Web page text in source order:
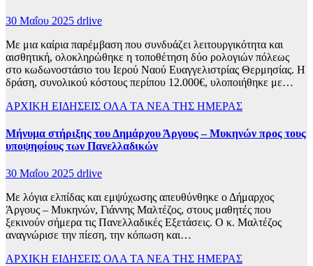
30 Μαΐου 2025 drlive
Με μια καίρια παρέμβαση που συνδυάζει λειτουργικότητα και
αισθητική, ολοκληρώθηκε η τοποθέτηση δύο ρολογιών πόλεως
στο κωδωνοστάσιο του Ιερού Ναού Ευαγγελιστρίας Θερμησίας. Η
δράση, συνολικού κόστους περίπου 12.000€, υλοποιήθηκε με…
ΑΡΧΙΚΗ ΕΙΔΗΣΕΙΣ ΟΛΑ ΤΑ ΝΕΑ ΤΗΣ ΗΜΕΡΑΣ
Μήνυμα στήριξης του Δημάρχου Άργους – Μυκηνών προς τους
υποψηφίους των Πανελλαδικών
30 Μαΐου 2025 drlive
Με λόγια ελπίδας και εμψύχωσης απευθύνθηκε ο Δήμαρχος
Άργους – Μυκηνών, Γιάννης Μαλτέζος, στους μαθητές που
ξεκινούν σήμερα τις Πανελλαδικές Εξετάσεις. Ο κ. Μαλτέζος
αναγνώρισε την πίεση, την κόπωση και…
ΑΡΧΙΚΗ ΕΙΔΗΣΕΙΣ ΟΛΑ ΤΑ ΝΕΑ ΤΗΣ ΗΜΕΡΑΣ